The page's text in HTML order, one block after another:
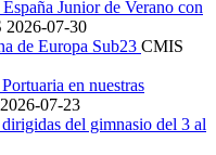
Junior de Verano con
2026-07-30
de Europa Sub23 CMIS
en nuestras
2026-07-23
del gimnasio del 3 al